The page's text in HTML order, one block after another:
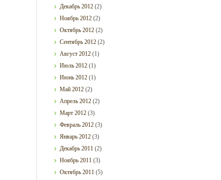
Декабрь2012 (2)
Ноябрь2012 (2)
Октябрь2012 (2)
Сентябрь2012 (2)
Август2012 (1)
Июль2012 (1)
Июнь2012 (1)
Май2012 (2)
Апрель2012 (2)
Март2012 (3)
Февраль2012 (3)
Январь2012 (3)
Декабрь2011 (2)
Ноябрь2011 (3)
Октябрь2011 (5)